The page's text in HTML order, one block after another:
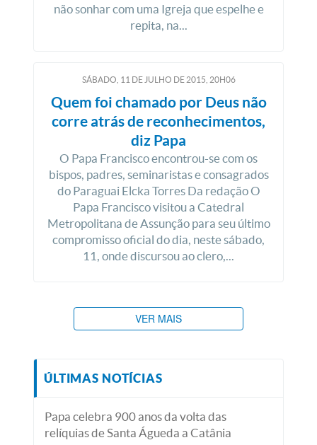
não sonhar com uma Igreja que espelhe e
repita, na...
SÁBADO, 11 DEJULHO DE2015, 20H06
Quem foi chamado por Deus não
corre atrás de reconhecimentos,
diz Papa
O Papa Francisco encontrou-se com os
bispos, padres, seminaristas e consagrados
do Paraguai Elcka Torres Da redação O
Papa Francisco visitou a Catedral
Metropolitana de Assunção para seu último
compromisso oficial do dia, neste sábado,
11, onde discursou ao clero,...
VER MAIS
ÚLTIMAS NOTÍCIAS
Papa celebra 900 anos da volta das
relíquias de Santa Águeda a Catânia